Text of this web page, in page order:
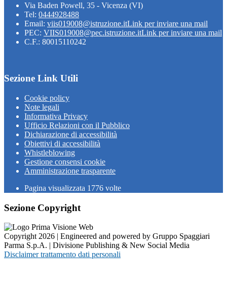
Via Baden Powell, 35 - Vicenza (VI)
Tel: 0444928488
Email: viis019008@istruzione.itLink per inviare una mail
PEC: VIIS019008@pec.istruzione.itLink per inviare una mail
C.F.: 80015110242
Sezione Link Utili
Cookie policy
Note legali
Informativa Privacy
Ufficio Relazioni con il Pubblico
Dichiarazione di accessibilità
Obiettivi di accessibilità
Whistleblowing
Gestione consensi cookie
Amministrazione trasparente
Pagina visualizzata 1776 volte
Sezione Copyright
Copyright 2026 | Engineered and powered by Gruppo Spaggiari
Parma S.p.A. | Divisione Publishing & New Social Media
Disclaimer trattamento dati personali